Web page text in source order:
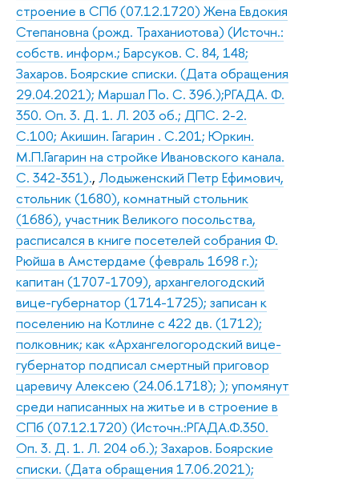
строение в СПб (07.12.1720) Жена Евдокия
Степановна (рожд. Траханиотова) (Источн.:
собств. информ.; Барсуков. С. 84, 148;
Захаров. Боярские списки. (Дата обращения
29.04.2021); Маршал По. С. 396.);РГАДА. Ф.
350. Оп. 3. Д. 1. Л. 203 об.; ДПС. 2-2.
С.100; Акишин. Гагарин . С.201; Юркин.
М.П.Гагарин на стройке Ивановского канала.
С. 342-351)., Лодыженский Петр Ефимович,
стольник (1680), комнатный стольник
(1686), участник Великого посольства,
расписался в книге посетелей собрания Ф.
Рюйша в Амстердаме (февраль 1698 г.);
капитан (1707-1709), архангелогодский
вице-губернатор (1714-1725); записан к
поселению на Котлине с 422 дв. (1712);
полковник; как «Архангелогородский вице-
губернатор подписал смертный приговор
царевичу Алексею (24.06.1718); ); упомянут
среди написанных на житье и в строение в
СПб (07.12.1720) (Источн.:РГАДА.Ф.350.
Оп. 3. Д. 1. Л. 204 об.); Захаров. Боярские
списки. (Дата обращения 17.06.2021);